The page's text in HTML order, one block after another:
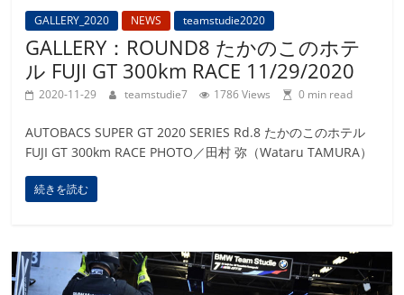
GALLERY_2020 NEWS teamstudie2020
GALLERY：ROUND8 たかのこのホテ
ル FUJI GT 300km RACE 11/29/2020
2020-11-29 teamstudie7 1786 Views 0 min read
AUTOBACS SUPER GT 2020 SERIES Rd.8 たかのこのホテル
FUJI GT 300km RACE PHOTO／田村 弥（Wataru TAMURA）
続きを読む